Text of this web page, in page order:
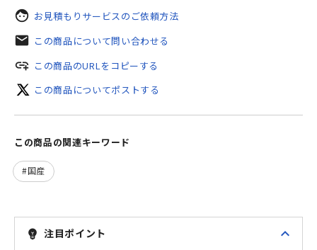
face お見積もりサービスのご依頼方法
mail この商品について問い合わせる
add_link この商品のURLをコピーする
この商品についてポストする
この商品の関連キーワード
国産
emoji_objects 注目ポイント expand_less